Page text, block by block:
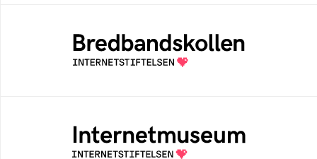
Bredbandskollen är ett oberoende
konsumentverktyg som drivs av
Internetstiftelsen
Ett digitalt museum som byggts, och kureras
av Internetstiftelsen